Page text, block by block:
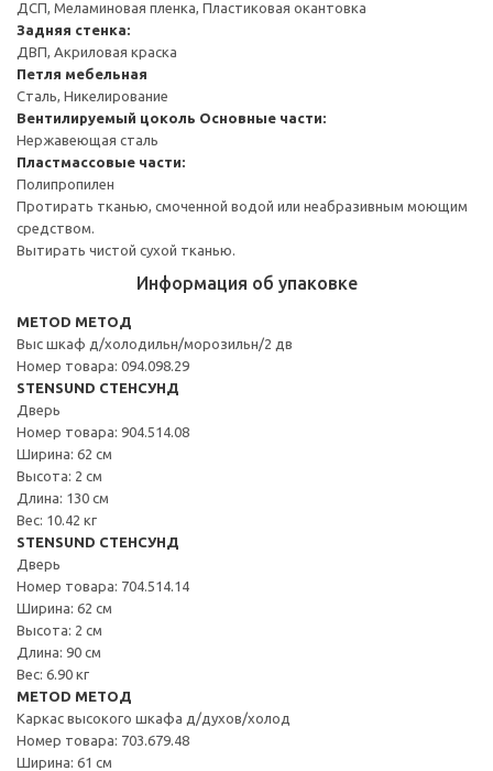
ДСП, Меламиновая пленка, Пластиковая окантовка
Задняя стенка:
ДВП, Акриловая краска
Петля мебельная
Сталь, Никелирование
Вентилируемый цоколь Основные части:
Нержавеющая сталь
Пластмассовые части:
Полипропилен
Протирать тканью, смоченной водой или неабразивным моющим
средством.
Вытирать чистой сухой тканью.
Информация об упаковке
METOD МЕТОД
Выс шкаф д/холодильн/морозильн/2 дв
Номер товара: 094.098.29
STENSUND СТЕНСУНД
Дверь
Номер товара: 904.514.08
Ширина: 62 см
Высота: 2 см
Длина: 130 см
Вес: 10.42 кг
STENSUND СТЕНСУНД
Дверь
Номер товара: 704.514.14
Ширина: 62 см
Высота: 2 см
Длина: 90 см
Вес: 6.90 кг
METOD МЕТОД
Каркас высокого шкафа д/духов/холод
Номер товара: 703.679.48
Ширина: 61 см